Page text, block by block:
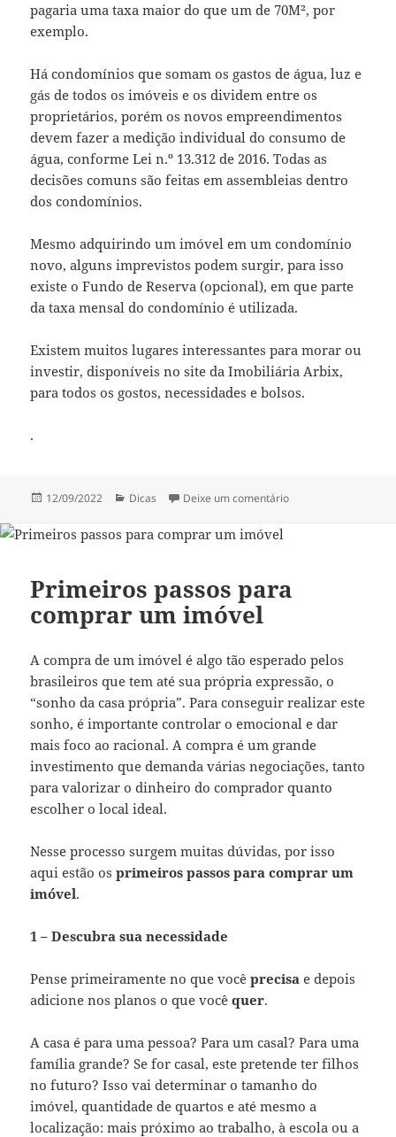
pagaria uma taxa maior do que um de 70M², por
exemplo.
Há condomínios que somam os gastos de água, luz e
gás de todos os imóveis e os dividem entre os
proprietários, porém os novos empreendimentos
devem fazer a medição individual do consumo de
água, conforme Lei n.º 13.312 de 2016. Todas as
decisões comuns são feitas em assembleias dentro
dos condomínios.
Mesmo adquirindo um imóvel em um condomínio
novo, alguns imprevistos podem surgir, para isso
existe o Fundo de Reserva (opcional), em que parte
da taxa mensal do condomínio é utilizada.
Existem muitos lugares interessantes para morar ou
investir, disponíveis no site da Imobiliária Arbix,
para todos os gostos, necessidades e bolsos.
.
Publicado
12/09/2022 Categorias
Dicas Deixe um comentárioem Como é
Primeiros passos para
comprar um imóvel
A compra de um imóvel é algo tão esperado pelos
brasileiros que tem até sua própria expressão, o
“sonho da casa própria”. Para conseguir realizar este
sonho, é importante controlar o emocional e dar
mais foco ao racional. A compra é um grande
investimento que demanda várias negociações, tanto
para valorizar o dinheiro do comprador quanto
escolher o local ideal.
Nesse processo surgem muitas dúvidas, por isso
aqui estão osprimeiros passos para comprar um
imóvel.
1 – Descubra sua necessidade
Pense primeiramente no que vocêprecisa e depois
adicione nos planos o que vocêquer.
A casa é para uma pessoa? Para um casal? Para uma
família grande? Se for casal, este pretende ter filhos
no futuro? Isso vai determinar o tamanho do
imóvel, quantidade de quartos e até mesmo a
localização: mais próximo ao trabalho, à escola ou a